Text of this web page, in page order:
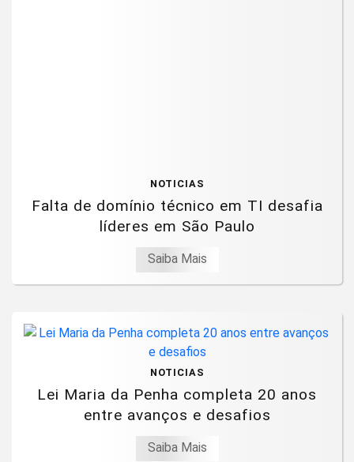
NOTICIAS
Falta de domínio técnico em TI desafia
líderes em São Paulo
Saiba Mais
NOTICIAS
Lei Maria da Penha completa 20 anos
entre avanços e desafios
Saiba Mais